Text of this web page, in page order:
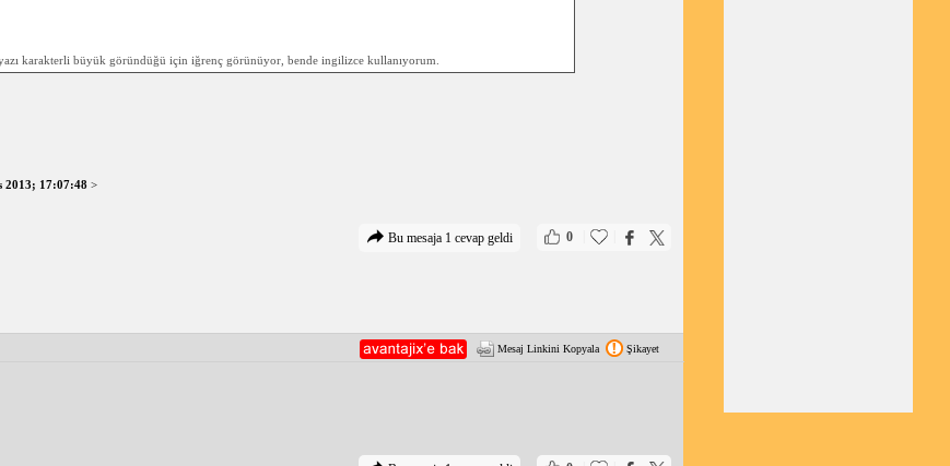
karakterli büyük göründüğü için iğrenç görünüyor, bende ingilizce kullanıyorum.
2013; 17:07:48 >
0
Bu mesaja 1 cevap geldi
Mesaj Linkini Kopyala Şikayet